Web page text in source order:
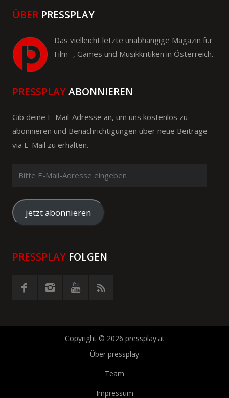
ÜBER PRESSPLAY
Das vielleicht letzte unabhängige Magazin für
Film- , Games und Musikkritiken in Österreich.
PRESSPLAYABONNIEREN
Gib deine E-Mail-Adresse an, um uns kostenlos zu
abonnieren und Benachrichtigungen über neue Beiträge
via E-Mail zu erhalten.
Mail-
Adresse
eingeben
jetzt abonnieren
PRESSPLAY FOLGEN
Copyright © 2026 pressplay.at
Über pressplay
Team
Impressum